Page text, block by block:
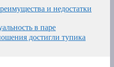
и недостатки
в паре
достигли тупика